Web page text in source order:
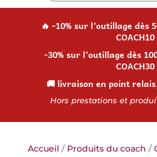
🔥 -10% sur l’outillage dès
COACH10
-30% sur l’outillage dès
COACH30
🚚 livraison en point
Hors prestations et
Accueil / Produits du coach /